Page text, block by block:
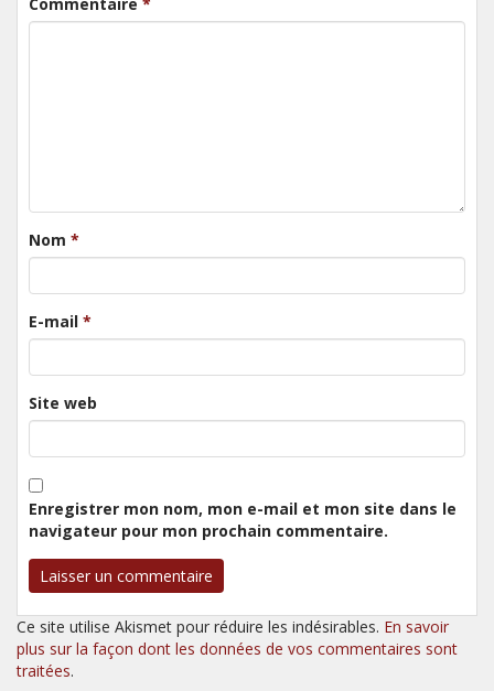
Nom *
E-mail *
Site web
Enregistrer mon nom, mon e-mail et mon site dans le
navigateur pour mon prochain commentaire.
Ce site utilise Akismet pour réduire les indésirables. En savoir
plus sur la façon dont les données de vos commentaires sont
traitées.